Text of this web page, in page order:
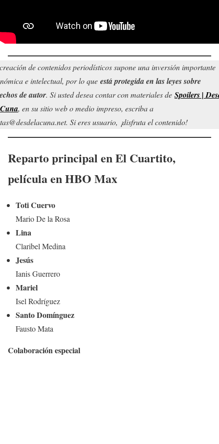
de contenidos periodísticos supone una inversión importante
e intelectual, por lo que está protegida en las leyes sobre
de autor. Si usted desea contar con materiales de Spoilers |
, en su sitio web o medio impreso, escriba a
Si eres usuario, ¡disfruta el contenido!
Reparto principal enEl Cuartito,
películaen HBO Max
Toti Cuervo
Mario De la Rosa
Lina
Claribel Medina
Jesús
Ianis Guerrero
Mariel
Isel Rodríguez
Santo Domínguez
Fausto Mata
Colaboración especial